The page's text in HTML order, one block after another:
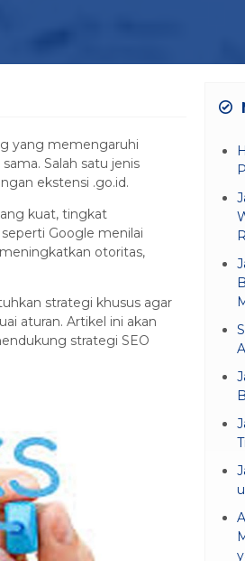
yang memengaruhi
Salah satu jenis
ekstensi .go.id.
kuat, tingkat
Google menilai
otoritas,
strategi khusus agar
aturan. Artikel ini akan
strategi SEO